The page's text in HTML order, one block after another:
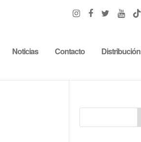
Noticias Contacto Distribución